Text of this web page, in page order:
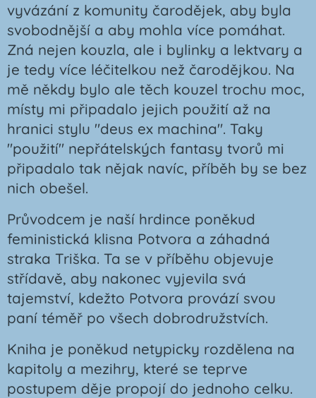
vyvázání z komunity čarodějek, aby byla
svobodnější a aby mohla více pomáhat.
Zná nejen kouzla, ale i bylinky a lektvary a
je tedy více léčitelkou než čarodějkou. Na
mě někdy bylo ale těch kouzel trochu moc,
místy mi připadalo jejich použití až na
hranici stylu "deus ex machina". Taky
"použití" nepřátelských fantasy tvorů mi
připadalo tak nějak navíc, příběh by se bez
nich obešel.
Průvodcem je naší hrdince poněkud
feministická klisna Potvora a záhadná
straka Triška. Ta se v příběhu objevuje
střídavě, aby nakonec vyjevila svá
tajemství, kdežto Potvora provází svou
paní téměř po všech dobrodružstvích.
Kniha je poněkud netypicky rozdělena na
kapitoly a mezihry, které se teprve
postupem děje propojí do jednoho celku.